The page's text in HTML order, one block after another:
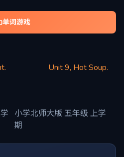
单词游戏
Unit 9, Hot Soup.
小学北师大版 五年级 上学
期